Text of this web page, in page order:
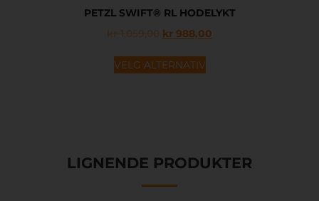
PETZL SWIFT® RL HODELYKT
kr 988,00
VELG ALTERNATIV
LIGNENDE PRODUKTER